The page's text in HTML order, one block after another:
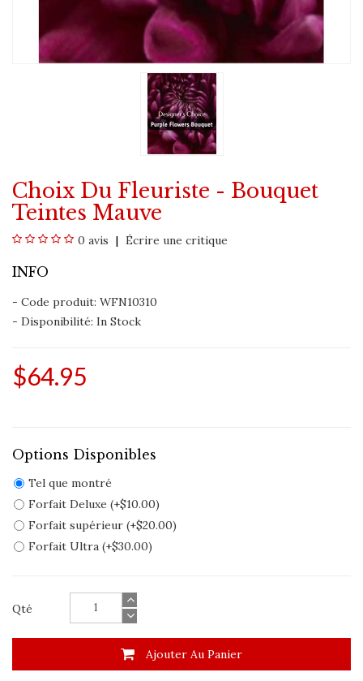
Choix Du Fleuriste - Bouquet
Teintes Mauve
0 avis Écrire une critique
INFO
- Code produit: WFN10310
- Disponibilité: In Stock
$64.95
Options Disponibles
Tel que montré
Forfait Deluxe (+$10.00)
Forfait supérieur (+$20.00)
Forfait Ultra (+$30.00)
Qté
Ajouter Au Panier